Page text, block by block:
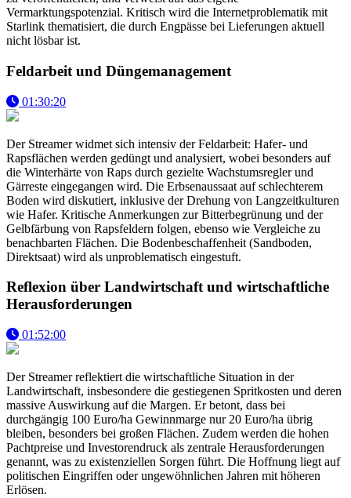
Vermarktungspotenzial. Kritisch wird die Internetproblematik mit
Starlink thematisiert, die durch Engpässe bei Lieferungen aktuell
nicht lösbar ist.
Feldarbeit und Düngemanagement
01:30:20
Der Streamer widmet sich intensiv der Feldarbeit: Hafer- und
Rapsflächen werden gedüngt und analysiert, wobei besonders auf
die Winterhärte von Raps durch gezielte Wachstumsregler und
Gärreste eingegangen wird. Die Erbsenaussaat auf schlechterem
Boden wird diskutiert, inklusive der Drehung von Langzeitkulturen
wie Hafer. Kritische Anmerkungen zur Bitterbegrünung und der
Gelbfärbung von Rapsfeldern folgen, ebenso wie Vergleiche zu
benachbarten Flächen. Die Bodenbeschaffenheit (Sandboden,
Direktsaat) wird als unproblematisch eingestuft.
Reflexion über Landwirtschaft und wirtschaftliche
Herausforderungen
01:52:00
Der Streamer reflektiert die wirtschaftliche Situation in der
Landwirtschaft, insbesondere die gestiegenen Spritkosten und deren
massive Auswirkung auf die Margen. Er betont, dass bei
durchgängig 100 Euro/ha Gewinnmarge nur 20 Euro/ha übrig
bleiben, besonders bei großen Flächen. Zudem werden die hohen
Pachtpreise und Investorendruck als zentrale Herausforderungen
genannt, was zu existenziellen Sorgen führt. Die Hoffnung liegt auf
politischen Eingriffen oder ungewöhnlichen Jahren mit höheren
Erlösen.